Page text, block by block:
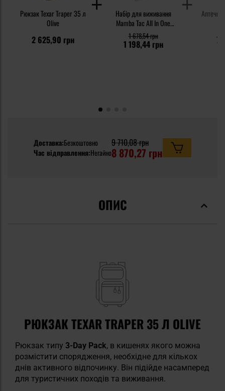
Рюкзак Texar Traper 35 л
Olive
2 625,90 грн
Набір для виживання
Mamba Tac All In One
Survival Box
1 198,44 грн
1 678,54 грн
Доставка:Безкоштовно
Час відправлення:Негайно
9 710,08 грн
8 870,27 грн
ОПИС
РЮКЗАК TEXAR TRAPER 35 Л OLIVE
Рюкзак типу 3-Day Pack, в кишенях якого можна
розмістити спорядження, необхідне для кількох
днів активного відпочинку. Він підійде насамперед
для туристичних походів та виживання.